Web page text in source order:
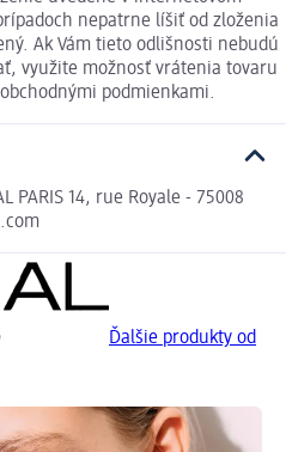
nepatrne líšiť od zloženia
Ak Vám tieto odlišnosti nebudú
využite možnosť vrátenia tovaru
podmienkami.
PARIS 14, rue Royale - 75008
Ďalšie produkty od